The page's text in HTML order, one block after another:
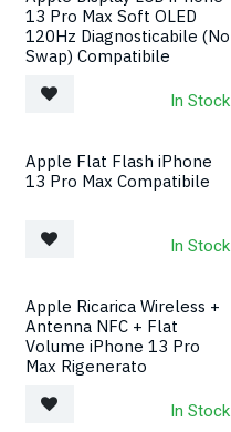
13 Pro Max Soft OLED
120Hz Diagnosticabile (No
Swap) Compatibile
In Stock
Apple Flat Flash iPhone
13 Pro Max Compatibile
In Stock
Apple Ricarica Wireless +
Antenna NFC + Flat
Volume iPhone 13 Pro
Max Rigenerato
In Stock